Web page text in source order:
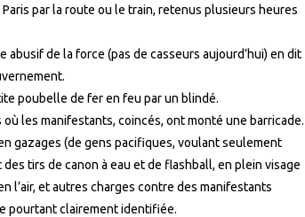
par la route ou le train, retenus plusieurs heures
de la force (pas de casseurs aujourd’hui) en dit
poubelle de fer en feu par un blindé.
les manifestants, coincés, ont monté une barricade.
gazages (de gens pacifiques, voulant seulement
tirs de canon à eau et de flashball, en plein visage
l’air, et autres charges contre des manifestants
pourtant clairement identifiée.